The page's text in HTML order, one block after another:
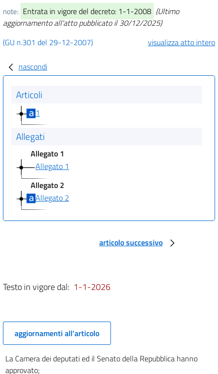
note: Entrata in vigore del decreto: 1-1-2008 (Ultimo
aggiornamento all'atto pubblicato il 30/12/2025)
(GU n.301 del 29-12-2007)
visualizza atto intero
nascondi
Articoli
1
Allegati
Allegato 1
Allegato 1
Allegato 2
Allegato 2
articolo successivo
Testo in vigore dal: 1-1-2026
aggiornamenti all'articolo
La Camera dei deputati ed il Senato della Repubblica hanno
approvato;